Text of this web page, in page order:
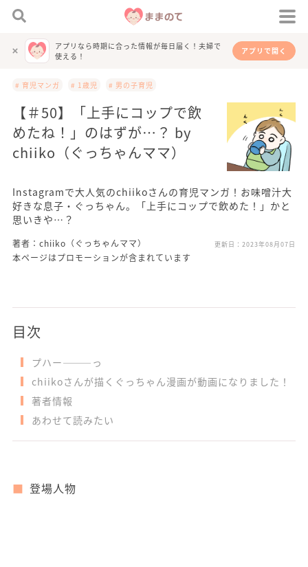
アプリなら時期に合った情報が毎日届く！夫婦で
使える！
アプリで開く
# 育児マンガ # 1歳児 # 男の子育児
【＃50】「上手にコップで飲
めたね！」のはずが…？ by
chiiko（ぐっちゃんママ）
Instagramで大人気のchiikoさんの育児マンガ！お味噌汁大
好きな息子・ぐっちゃん。「上手にコップで飲めた！」かと
思いきや…？
著者：chiiko（ぐっちゃんママ） 更新日： 2023年08月07日
本ページはプロモーションが含まれています
目次
プハー―――っ
chiikoさんが描くぐっちゃん漫画が動画になりました！
著者情報
あわせて読みたい
登場人物